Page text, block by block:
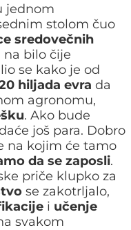
jednom
stolom čuo
sredovečnih
na bilo čije
se kako je od
hiljada evra da
agronomu,
. Ako bude
još para. Dobro
na kojim će tamo
da se zaposli.
priče klupko za
se zakotrljalo,
i učenje
svakom